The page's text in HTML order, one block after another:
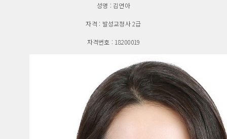
성명 : 김연아
자격 : 발성교정사 2급
자격번호 : 18200019